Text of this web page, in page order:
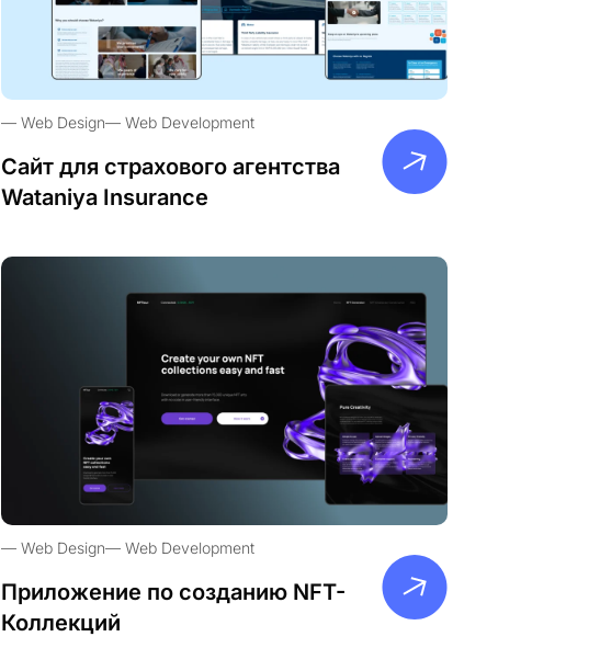
Web Design Web Development
Сайт для страхового агентства
Wataniya Insurance
Web Design Web Development
Приложение по созданию NFT-
Коллекций